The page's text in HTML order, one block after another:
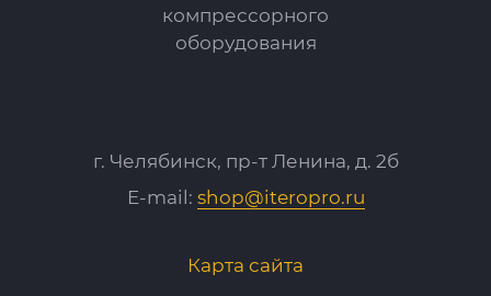
компрессорного
оборудования
г. Челябинск, пр-т Ленина, д. 2б
E-mail: shop@iteropro.ru
Карта сайта